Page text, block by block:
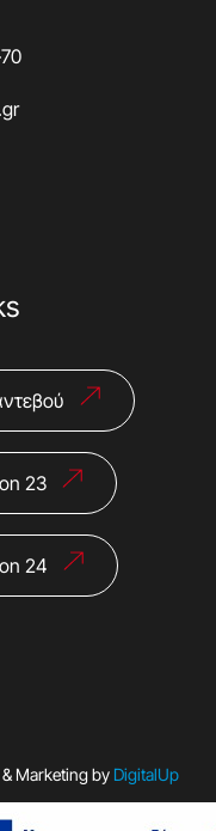
70
23
24
Marketing by DigitalUp